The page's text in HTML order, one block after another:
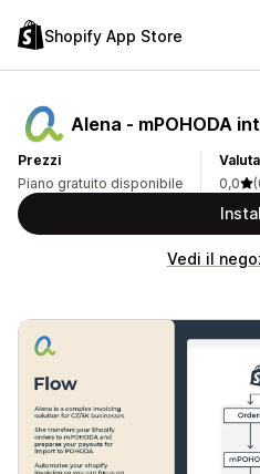
Shopify App Store
Alena ‑ mPOHODA
Prezzi
Piano gratuito disponibile
0,0
Vedi il